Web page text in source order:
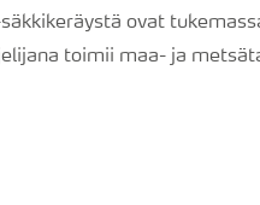
ovat
toimii maa- ja